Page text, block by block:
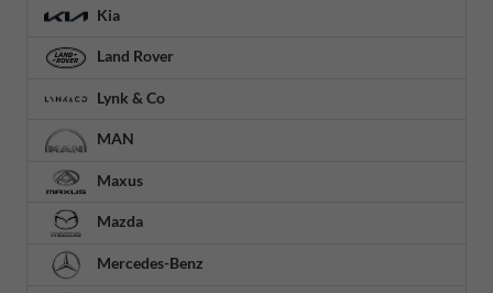
Kia
Land Rover
Lynk & Co
MAN
Maxus
Mazda
Mercedes-Benz